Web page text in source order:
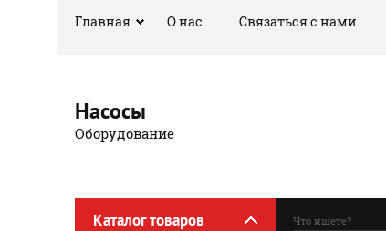
Главная О нас Связаться с нами
Насосы
Оборудование
Каталог товаров